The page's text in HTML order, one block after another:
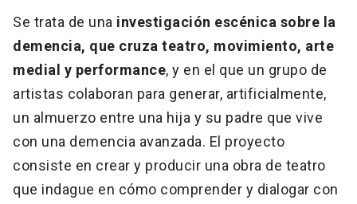
Se trata de una investigación escénica sobre la
demencia, que cruza teatro, movimiento, arte
medial y performance, y en el que un grupo de
artistas colaboran para generar, artificialmente,
un almuerzo entre una hija y su padre que vive
con una demencia avanzada. El proyecto
consiste en crear y producir una obra de teatro
que indague en cómo comprender y dialogar con